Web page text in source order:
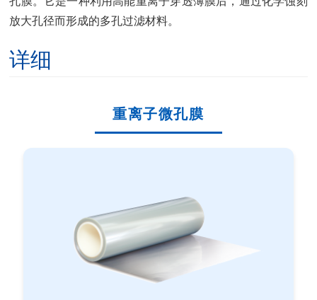
放大孔径而形成的多孔过滤材料。
详细
重离子微孔膜